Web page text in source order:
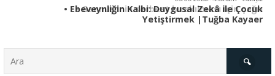
• Ebeveynliğin Kalbi: Duygusal Zekâ ile Çocuk
Yetiştirmek |Tuğba Kayaer